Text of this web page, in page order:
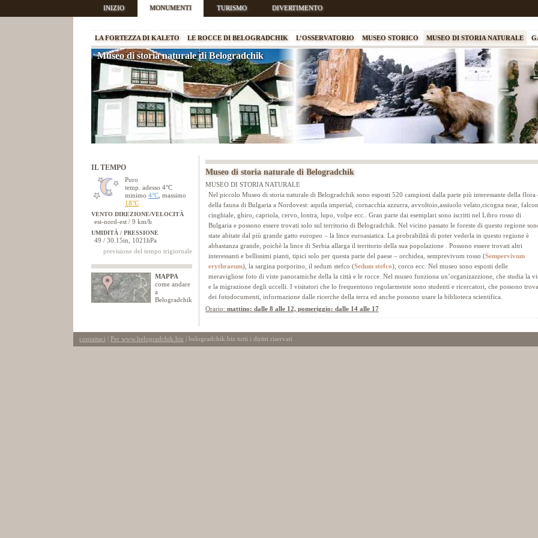
Museo di storia naturale di Belogradchik
Museo di storia naturale di Belogradchik
MUSEO DI STORIA NATURALE
Nel piccolo Museo di storia naturale di Belogradchik sono esposti 520 campioni dalla parte più interessante della flora
della fauna di Bulgaria a Nordovest: aquila imperial, cornacchia azzurra, avvoltoio,assiuolo velato,cicogna near,
cinghiale, ghiro, capriola, cervo, lontra, lupo, volpe ecc.. Gran parte dai esemplari sono iscritti nel Libro rosso di
Bulgaria e possono essere trovati solo sul territorio di Belogradchik. Nel vicino passato le foreste di questo regione
state abitate dal più grande gatto europeo – la lince euroasiatica. La probrabilità di poter vederla in questo regione è
abbastanza grande, poichè la lince di Serbia allarga il territorio della sua popolazione . Possono essere trovati altri
interessanti e bellissimi pianti, tipici solo per questa parte del paese – orchidea, semprevivum rosso (Sempervivum
erythraeum), la sargina porporino, il sedum stefco (Sedum stefco), corco ecc. Nel museo sono esposti delle
meravigliose foto di viste panoramiche della la città e le rocce. Nel museo funziona un’organizazzione, che studia la
e la migrazione degli uccelli. I visitatori che lo frequentono regolarmente sono studenti e ricercatori, che possono
dei fotodocumenti, informazione dalle ricerche della terra ed anche possono usare la biblioteca scientifica.
Orario: mattino: dalle 8 alle 12, pomeriggio: dalle 14 alle 17
IL TEMPO
Puro
temp. adesso 4°C
minimo 4°C , massimo
18°C
VENTO DIREZIONE/VELOCITÀ
est-nord-est / 9 km/h
UMIDITÀ / PRESSIONE
49 / 30.15in, 1021hPa
previsione del tempo trigiornale
MAPPA
come andare
a
Belogradchik
INIZIO MONUMENTI TURISMO DIVERTIMENTO
LA FORTEZZA DI KALETO LE ROCCE DI BELOGRADCHIK L’OSSERVATORIO MUSEO STORICO MUSEO DI STORIA NATURALE
contattaci | Per www.belogradchik.biz | belogradchik.biz tutti i diritti riservati